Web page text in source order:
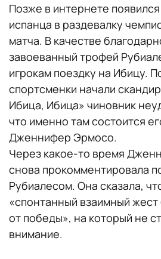
Позже в интернете
испанца в раздевалку
матча. В качестве
завоеванный трофей
игрокам поездку на Ибицу.
спортсменки начали
Ибица, Ибица» чиновник
что именно там состоится
Дженнифер Эрмосо.
Через какое-то время
снова прокомментировала
Рубиалесом. Она сказала,
«спонтанный взаимный
от победы», на который не
внимание.